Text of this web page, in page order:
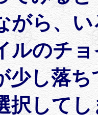
がら、
ルのチ
少し落ち
択して